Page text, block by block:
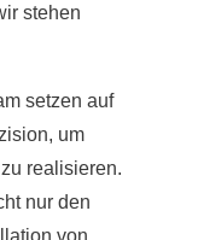
stehen
setzen auf
um
realisieren.
nur den